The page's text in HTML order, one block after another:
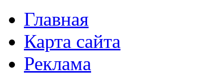
Главная
Карта сайта
Реклама